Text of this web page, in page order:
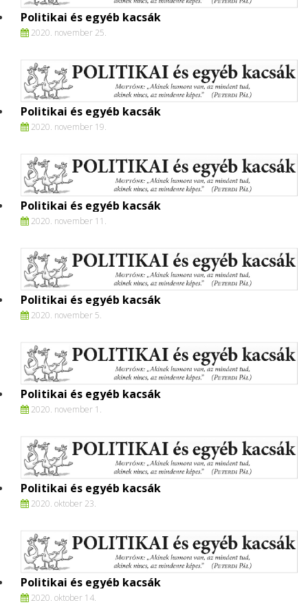
Politikai és egyéb kacsák
2020. november 25.
Politikai és egyéb kacsák
2020. november 19.
Politikai és egyéb kacsák
2020. november 11.
Politikai és egyéb kacsák
2020. november 5.
Politikai és egyéb kacsák
2020. november 1.
Politikai és egyéb kacsák
2020. oktober 23.
Politikai és egyéb kacsák
2020. oktober 14.